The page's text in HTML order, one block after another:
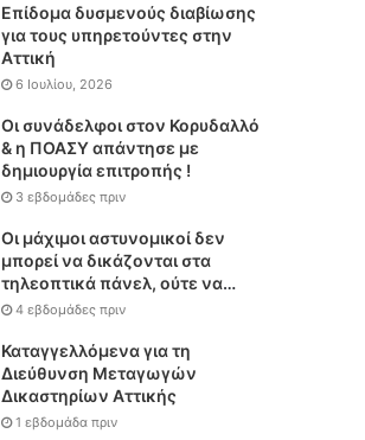
Επίδομα δυσμενούς διαβίωσης
για τους υπηρετούντες στην
Αττική
6 Ιουλίου, 2026
Οι συνάδελφοι στον Κορυδαλλό
& η ΠΟΑΣΥ απάντησε με
δημιουργία επιτροπής !
3 εβδομάδες πριν
Οι μάχιμοι αστυνομικοί δεν
μπορεί να δικάζονται στα
τηλεοπτικά πάνελ, ούτε να
επιχειρούν χωρίς θεσμική &
4 εβδομάδες πριν
Καταγγελλόμενα για τη
Διεύθυνση Μεταγωγών
Δικαστηρίων Αττικής
1 εβδομάδα πριν